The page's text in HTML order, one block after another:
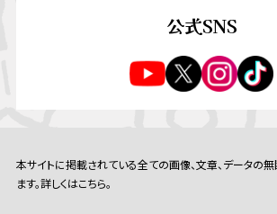
公式SNS
本サイトに掲載されている全ての画像、文章、データの
ます。詳しくはこちら。